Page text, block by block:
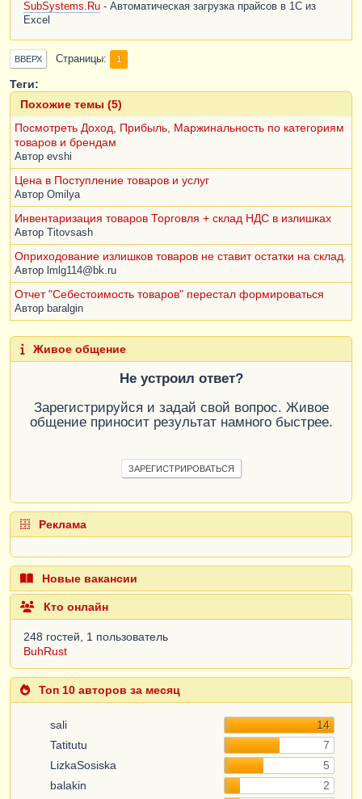
SubSystems.Ru - Автоматическая загрузка прайсов в 1С из
Excel
ВВЕРХ Страницы 1
Теги:
Похожие темы (5)
Посмотреть Доход, Прибыль, Маржинальность по категориям
товаров и брендам
Автор evshi
Цена в Поступление товаров и услуг
Автор Omilya
Инвентаризация товаров Торговля + склад НДС в излишках
Автор Titovsash
Оприходование излишков товаров не ставит остатки на склад.
Автор lmlg114@bk.ru
Отчет "Себестоимость товаров" перестал формироваться
Автор baralgin
Живое общение
Не устроил ответ?
Зарегистрируйся и задай свой вопрос. Живое
общение приносит результат намного быстрее.
ЗАРЕГИСТРИРОВАТЬСЯ
Реклама
Новые вакансии
Кто онлайн
248 гостей, 1 пользователь
BuhRust
Топ 10 авторов за месяц
sali
14
Tatitutu
7
LizkaSosiska
5
balakin
2